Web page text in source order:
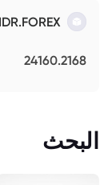
24160.2168
البحث